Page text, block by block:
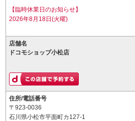
【臨時休業日のお知らせ】
2026年8月18日(火曜)
店舗名
ドコモショップ小松店
住所/電話番号
〒923-0036
石川県小松市平面町カ127-1